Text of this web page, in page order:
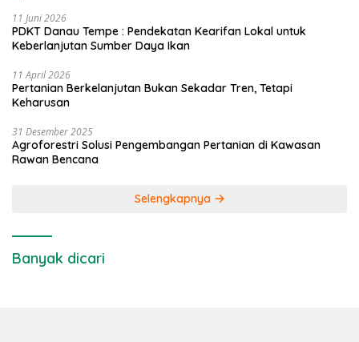
11 Juni 2026
PDKT Danau Tempe : Pendekatan Kearifan Lokal untuk
Keberlanjutan Sumber Daya Ikan
11 April 2026
Pertanian Berkelanjutan Bukan Sekadar Tren, Tetapi
Keharusan
31 Desember 2025
Agroforestri Solusi Pengembangan Pertanian di Kawasan
Rawan Bencana
Selengkapnya
Banyak dicari